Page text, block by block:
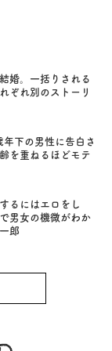
婚。一括りされる
ぞれ別のストーリ
下の男性に告白さ
を重ねるほどモテ
るにはエロをし
男女の機微がわか
郎